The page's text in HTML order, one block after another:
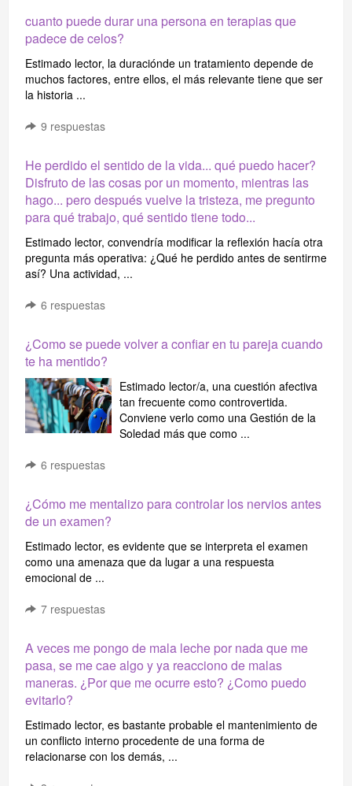
cuanto puede durar una persona en terapias que
padece de celos?
Estimado lector, la duraciónde un tratamiento depende de
muchos factores, entre ellos, el más relevante tiene que ser
la historia ...
9 respuestas
He perdido el sentido de la vida... qué puedo hacer?
Disfruto de las cosas por un momento, mientras las
hago... pero después vuelve la tristeza, me pregunto
para qué trabajo, qué sentido tiene todo...
Estimado lector, convendría modificar la reflexión hacía otra
pregunta más operativa: ¿Qué he perdido antes de sentirme
así? Una actividad, ...
6 respuestas
¿Como se puede volver a confiar en tu pareja cuando
te ha mentido?
Estimado lector/a, una cuestión afectiva
tan frecuente como controvertida.
Conviene verlo como una Gestión de la
Soledad más que como ...
6 respuestas
¿Cómo me mentalizo para controlar los nervios antes
de un examen?
Estimado lector, es evidente que se interpreta el examen
como una amenaza que da lugar a una respuesta
emocional de ...
7 respuestas
A veces me pongo de mala leche por nada que me
pasa, se me cae algo y ya reacciono de malas
maneras. ¿Por que me ocurre esto? ¿Como puedo
evitarlo?
Estimado lector, es bastante probable el mantenimiento de
un conflicto interno procedente de una forma de
relacionarse con los demás, ...